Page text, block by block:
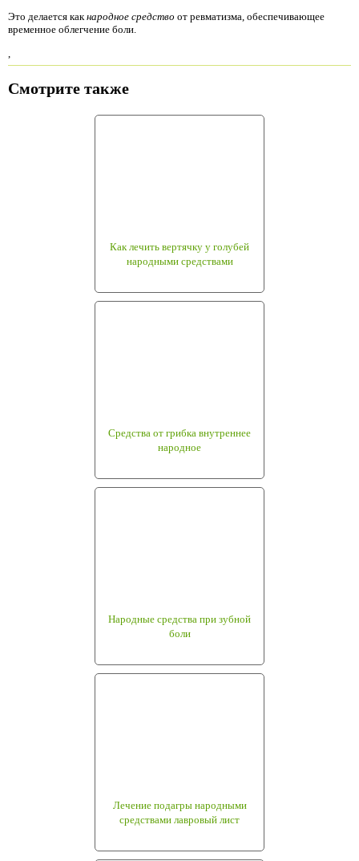
Это делается какнародное средство от ревматизма, обеспечивающее
временное облегчение боли.
Смотрите также
Как лечить вертячку у голубей
народными средствами
Средства от грибка внутреннее
народное
Народные средства при зубной
боли
Лечение подагры народными
средствами лавровый лист